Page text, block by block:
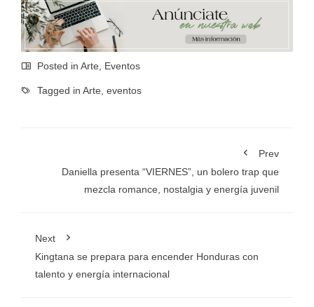
Posted in Arte, Eventos
Tagged in Arte, eventos
Prev
Daniella presenta “VIERNES”, un bolero trap que
mezcla romance, nostalgia y energía juvenil
Next
Kingtana se prepara para encender Honduras con
talento y energía internacional